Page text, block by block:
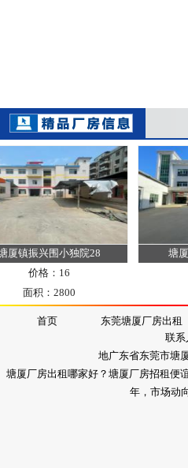
镇振兴围小独院28
价格：16
面积：2800
塘厦
首页 东莞塘厦厂房出租
联系
地广东省东莞市塘
塘厦厂房出租哪家好？塘厦厂房招租便
年，市场动